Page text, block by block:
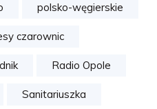
polsko-węgierskie
czarownic
Radio Opole
Sanitariuszka